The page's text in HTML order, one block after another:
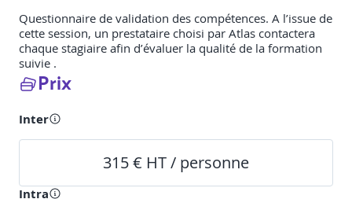
Questionnaire de validation des compétences. A l’issue de
cette session, un prestataire choisi par Atlas contactera
chaque stagiaire afin d’évaluer la qualité de la formation
suivie .
Prix
Inter
315 € HT / personne
Intra